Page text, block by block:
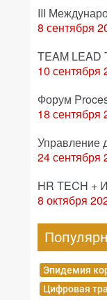
III
8 сентября
TEAM LEAD
10 сентября
Форум
18 сентября
Управление
24 сентября
HR TECH
8 октября
Эпидемия
Цифровая